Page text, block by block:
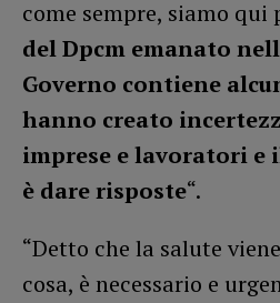
come sempre, siamo qui
del Dpcm emanato
Governo contiene
hanno creato
imprese e lavoratori
è dare risposte“.
“Detto che la salute
cosa, è necessario e